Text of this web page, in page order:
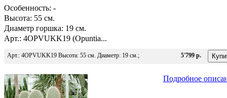
Особенность: -
Высота: 55 см.
Диаметр горшка: 19 см.
Арт.: 4OPVUKK19 (Opuntia...
Арт.: 4OPVUKK19 Высота: 55 см. Диаметр: 19 см.; 5'799 р.
Подробное